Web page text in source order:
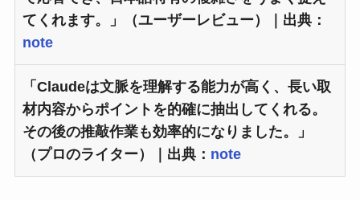
てくれます。」（ユーザーレビュー）｜出典：
note
「Claudeは文脈を理解する能力が高く、長い取
材内容からポイントを的確に抽出してくれる。
その後の推敲作業も効率的になりました。」
（プロのライター）｜出典： note